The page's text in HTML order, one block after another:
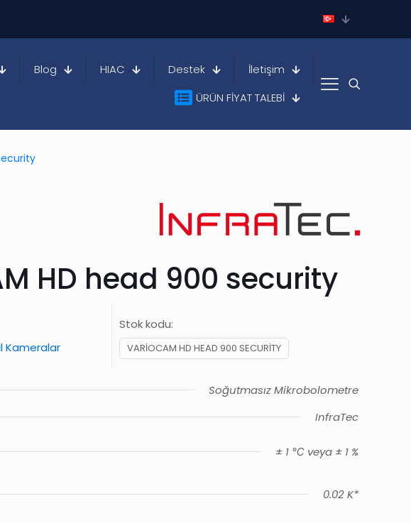
Blog HIAC Destek
İletişim
ÜRÜN FİYAT TALEBİ
HD head 900 security
Kameralar
Stok kodu:
VARIOCAM HD HEAD 900 SECURITY
Soğutmasız Mikrobolometre
InfraTec
± 1 ℃ veya ± 1 %
0.02 K*